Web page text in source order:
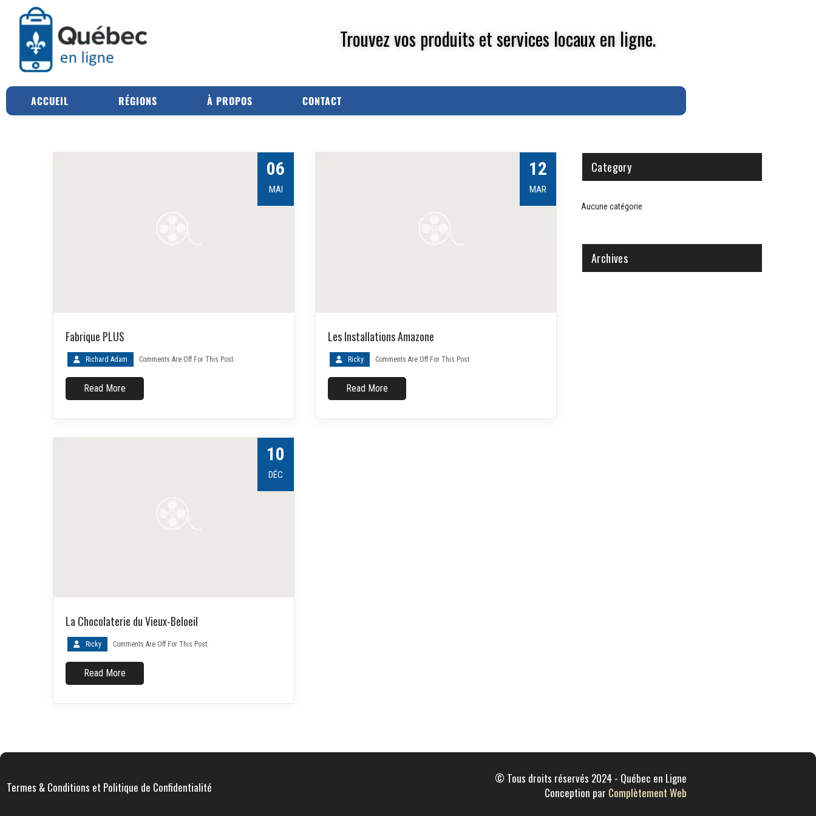
Trouvez vos produits et services locaux en ligne.
ACCUEIL RÉGIONS À PROPOS CONTACT
06
MAI
Fabrique PLUS
Richard Adam Comments Are Off For This Post.
Read More
12
MAR
Les Installations Amazone
Ricky Comments Are Off For This Post.
Read More
10
DÉC
La Chocolaterie du Vieux-Beloeil
Ricky Comments Are Off For This Post.
Read More
Category
Aucune catégorie
Archives
Termes & Conditions et Politique de Confidentialité
© Tous droits réservés 2024 - Québec en Ligne
Conception par Complètement Web